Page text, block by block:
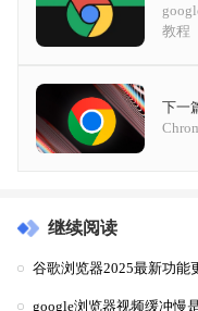
教程
下一
继续阅读
谷歌浏览器2025最新功能
google浏览器视频缓冲慢